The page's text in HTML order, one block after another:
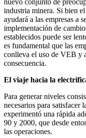
nuevo conjunto de
industria minera. Si bien
ayudará a las empresas a
implementación de
establecidos puede ser
es fundamental que las
conlleva el uso de VEB y
consecuencia.
El viaje hacia la
Para generar niveles
necesarios para satisfacer
experimentó una rápida
90 y 2000, que desde
las operaciones.